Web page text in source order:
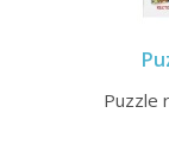
Puzzle